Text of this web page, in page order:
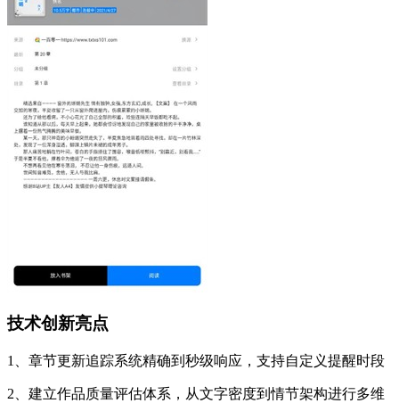
技术创新亮点
1、章节更新追踪系统精确到秒级响应，支持自定义提醒时段
2、建立作品质量评估体系，从文字密度到情节架构进行多维